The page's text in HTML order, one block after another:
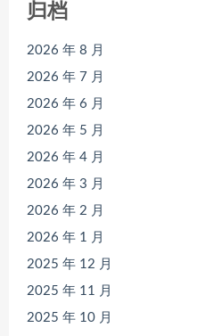
归档
2026 年 8 月
2026 年 7 月
2026 年 6 月
2026 年 5 月
2026 年 4 月
2026 年 3 月
2026 年 2 月
2026 年 1 月
2025 年 12 月
2025 年 11 月
2025 年 10 月